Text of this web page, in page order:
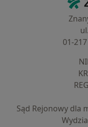
01-
Sąd Rejonowy dla